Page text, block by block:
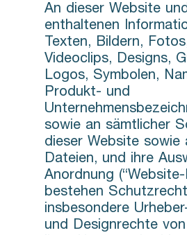
An dieser Website
enthaltenen
Texten, Bildern,
Videoclips, Designs,
Logos, Symbolen,
Produkt- und
sowie an sämtlicher
dieser Website sowie
Dateien, und ihre
Anordnung
bestehen
insbesondere
und Designrechte